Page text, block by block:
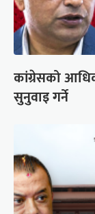
कांग्रेसको
सुनुवाइ गर्ने